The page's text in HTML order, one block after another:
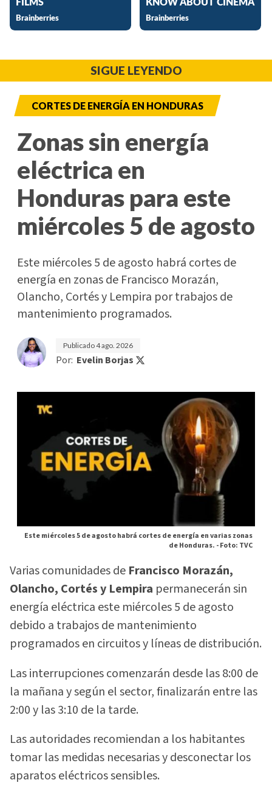
SIGUE LEYENDO
CORTES DE ENERGÍA EN HONDURAS
Zonas sin energía
eléctrica en
Honduras para este
miércoles 5 de agosto
Este miércoles 5 de agosto habrá cortes de
energía en zonas de Francisco Morazán,
Olancho, Cortés y Lempira por trabajos de
mantenimiento programados.
Publicado4 ago. 2026
Por: Evelin Borjas
Este miércoles 5 de agosto habrá cortes de energía en varias zonas
de Honduras. -Foto: TVC
Varias comunidades de Francisco Morazán,
Olancho, Cortés y Lempira permanecerán sin
energía eléctrica este miércoles 5 de agosto
debido a trabajos de mantenimiento
programados en circuitos y líneas de distribución.
Las interrupciones comenzarán desde las 8:00 de
la mañana y según el sector, finalizarán entre las
2:00 y las 3:10 de la tarde.
Las autoridades recomiendan a los habitantes
tomar las medidas necesarias y desconectar los
aparatos eléctricos sensibles.